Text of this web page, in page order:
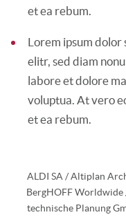
et ea rebum.
Lorem ipsum dolor
elitr, sed diam
labore et dolore
voluptua. At vero
et ea rebum.
ALDI SA / Altiplan
BergHOFF
technische Planung